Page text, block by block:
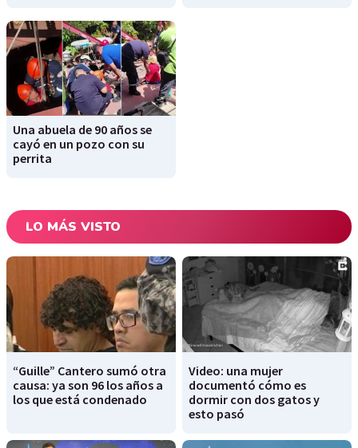
Una abuela de 90 años se
cayó en un pozo con su
perrita
LO MÁS VISTO
“Guille” Cantero sumó otra
causa: ya son 96 los años a
los que está condenado
Video: una mujer
documentó cómo es
dormir con dos gatos y
esto pasó